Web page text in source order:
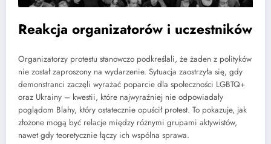
Reakcja organizatorów i uczestników
Organizatorzy protestu stanowczo podkreślali, że żaden z polityków
nie został zaproszony na wydarzenie. Sytuacja zaostrzyła się, gdy
demonstranci zaczęli wyrażać poparcie dla społeczności LGBTQ+
oraz Ukrainy – kwestii, które najwyraźniej nie odpowiadały
poglądom Blahy, który ostatecznie opuścił protest. To pokazuje, jak
złożone mogą być relacje między różnymi grupami aktywistów,
nawet gdy teoretycznie łączy ich wspólna sprawa.